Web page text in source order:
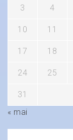
3 4
10 11
17 18
24 25
31
« mai